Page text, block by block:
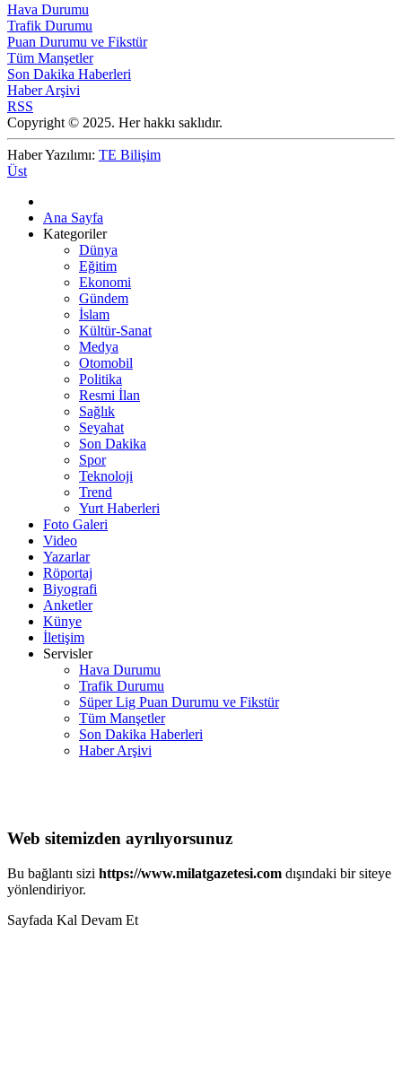
Hava Durumu
Trafik Durumu
Puan Durumu ve Fikstür
Tüm Manşetler
Son Dakika Haberleri
Haber Arşivi
RSS
Copyright © 2025. Her hakkı saklıdır.
Haber Yazılımı: TE Bilişim
Üst
Ana Sayfa
Kategoriler
Dünya
Eğitim
Ekonomi
Gündem
İslam
Kültür-Sanat
Medya
Otomobil
Politika
Resmi İlan
Sağlık
Seyahat
Son Dakika
Spor
Teknoloji
Trend
Yurt Haberleri
Foto Galeri
Video
Yazarlar
Röportaj
Biyografi
Anketler
Künye
İletişim
Servisler
Hava Durumu
Trafik Durumu
Süper Lig Puan Durumu ve Fikstür
Tüm Manşetler
Son Dakika Haberleri
Haber Arşivi
Web sitemizden ayrılıyorsunuz
Bu bağlantı sizi https://www.milatgazetesi.com dışındaki bir siteye
yönlendiriyor.
Sayfada Kal Devam Et